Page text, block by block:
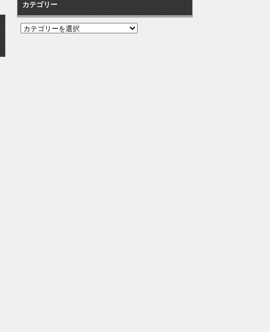
カテゴリー
カ